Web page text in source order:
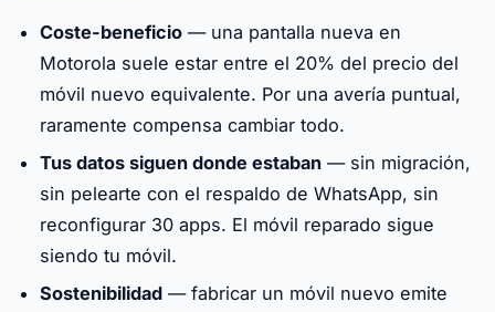
Coste-beneficio — una pantalla nueva en
Motorola suele estar entre el 20% del precio del
móvil nuevo equivalente. Por una avería puntual,
raramente compensa cambiar todo.
Tus datos siguen donde estaban — sin migración,
sin pelearte con el respaldo de WhatsApp, sin
reconfigurar 30 apps. El móvil reparado sigue
siendo tu móvil.
Sostenibilidad — fabricar un móvil nuevo emite